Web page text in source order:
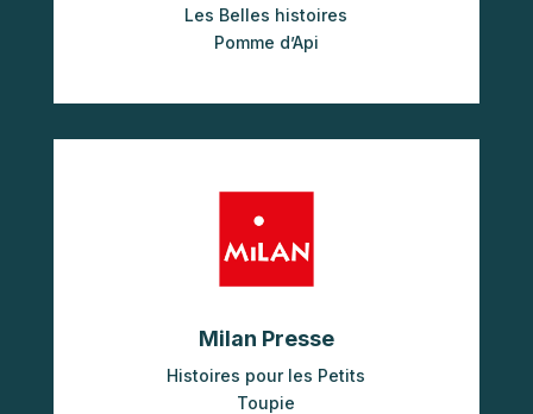
Les Belles histoires
Pomme d’Api
Milan Presse
Histoires pour les Petits
Toupie